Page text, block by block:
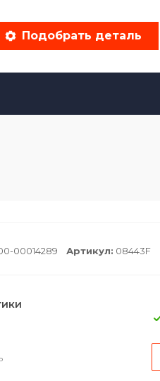
Подобрать деталь
00014289 Артикул: 08443F